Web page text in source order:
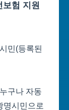
보험 지원
민(등록된
구나 자동
명시민으로